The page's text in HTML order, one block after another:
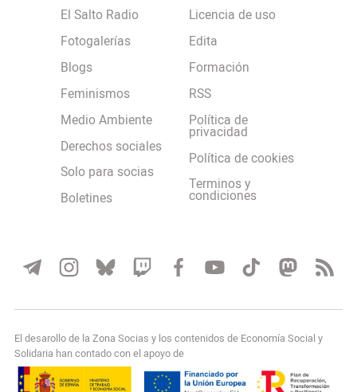
El Salto Radio
Fotogalerías
Blogs
Feminismos
Medio Ambiente
Derechos sociales
Solo para socias
Boletines
Licencia de uso
Edita
Formación
RSS
Política de
privacidad
Política de cookies
Terminos y
condiciones
El desarollo de la Zona Socias y los contenidos de Economía Social y
Solidaria han contado con el apoyo de